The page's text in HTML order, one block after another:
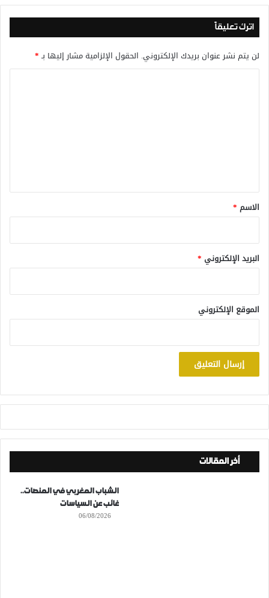
اترك تعليقاً
لن يتم نشر عنوان بريدك الإلكتروني. الحقول الإلزامية مشار إليها بـ*
*
الاسم *
البريد الإلكتروني *
الموقع الإلكتروني
أخر المقالات
الشباب المغربي في المنصات..
غائب عن السياسات
06/08/2026